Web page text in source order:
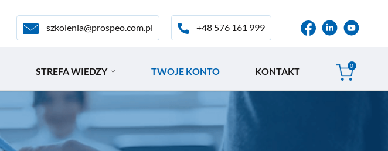
szkolenia@prospeo.com.pl +48 576 161 999
STREFA WIEDZY TWOJE KONTO KONTAKT 0